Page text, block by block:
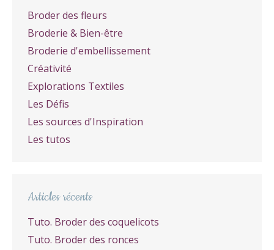
Broder des fleurs
Broderie & Bien-être
Broderie d'embellissement
Créativité
Explorations Textiles
Les Défis
Les sources d'Inspiration
Les tutos
Articles récents
Tuto. Broder des coquelicots
Tuto. Broder des ronces